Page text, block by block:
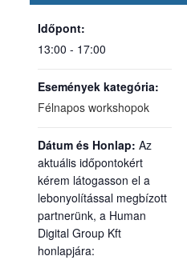
Időpont:
13:00 - 17:00
Események kategória:
Félnapos workshopok
Honlap: